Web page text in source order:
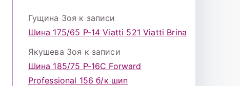
Гущина Зоя к записи
Шина 175/65 Р-14 Viatti 521 Viatti Brina
Якушева Зоя к записи
Шина 185/75 Р-16С Forward
Professional 156 б/к шип